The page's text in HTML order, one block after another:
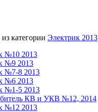
категории Электрик 2013
№10 2013
№9 2013
№7-8 2013
№6 2013
№1-5 2013
КВ и УКВ №12, 2014
№12 2013